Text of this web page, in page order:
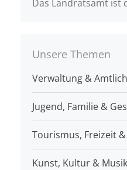
Das Landratsamt ist
Unsere Themen
Verwaltung &
Jugend, Familie &
Tourismus, Freizeit
Kunst, Kultur & Musik